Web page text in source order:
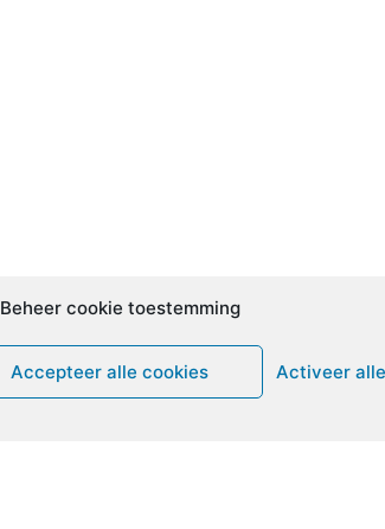
Beheer cookie toestemming
Accepteer alle cookies Activeer